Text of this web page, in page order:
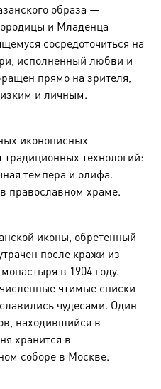
образа —
и Младенца
сосредоточиться на
исполненный любви и
прямо на зрителя,
и личным.
иконописных
технологий:
темпера и олифа.
православном храме.
иконы, обретенный
после кражи из
в 1904 году.
чтимые списки
чудесами. Один
находившийся в
хранится в
соборе в Москве.